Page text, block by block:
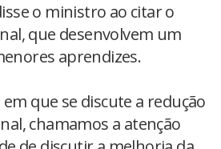
o ministro ao citar o
que desenvolvem um
aprendizes.
que se discute a redução
chamamos a atenção